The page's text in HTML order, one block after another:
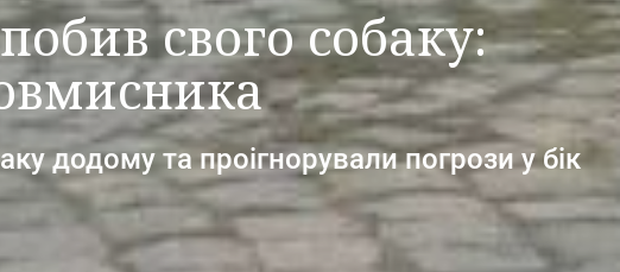
свого собаку:
додому та проігнорували погрози у бік